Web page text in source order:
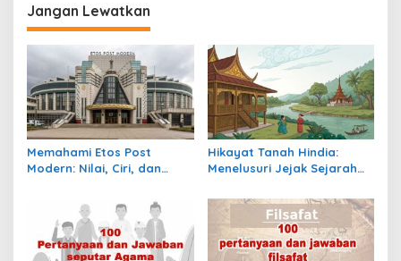
i
g
a
s
i
p
o
Jangan Lewatkan
Memahami Etos Post
Modern: Nilai, Ciri, dan
Masyarakat Kontemporer
Hikayat Tanah Hindia:
Menelusuri Jejak Sejarah
Waktu Kolonial